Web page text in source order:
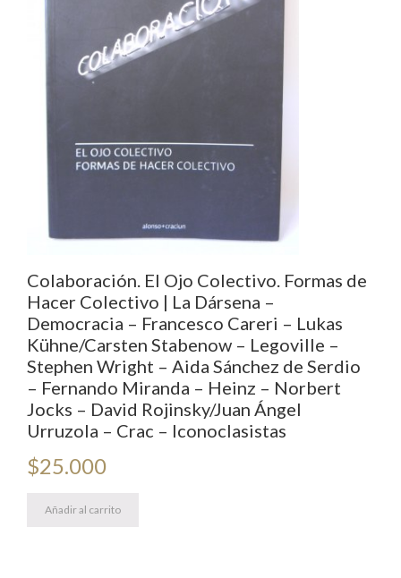
Colaboración. El Ojo Colectivo. Formas de
Hacer Colectivo | La Dársena –
Democracia – Francesco Careri – Lukas
Kühne/Carsten Stabenow – Legoville –
Stephen Wright – Aida Sánchez de Serdio
– Fernando Miranda – Heinz – Norbert
Jocks – David Rojinsky/Juan Ángel
Urruzola – Crac – Iconoclasistas
$25.000
Añadir al carrito